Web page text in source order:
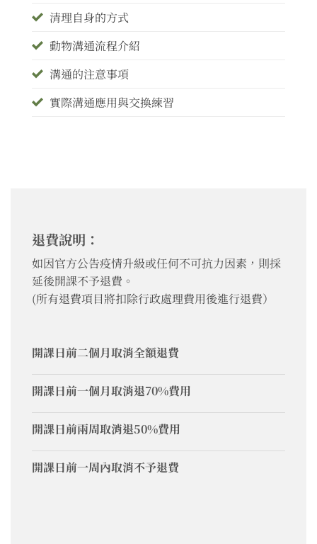
清理自身的方式
動物溝通流程介紹
溝通的注意事項
實際溝通應用與交換練習
退費說明：
如因官方公告疫情升級或任何不可抗力因素，則採
延後開課不予退費。
(所有退費項目將扣除行政處理費用後進行退費）
開課日前二個月取消全額退費
開課日前一個月取消退70%費用
開課日前兩周取消退50%費用
開課日前一周內取消不予退費